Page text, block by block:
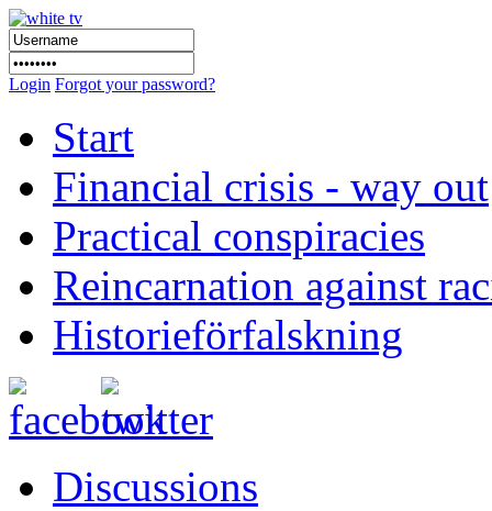
Login Forgot your password?
Start
Financial crisis - way out
Practical conspiracies
Reincarnation against
Historieförfalskning
Discussions